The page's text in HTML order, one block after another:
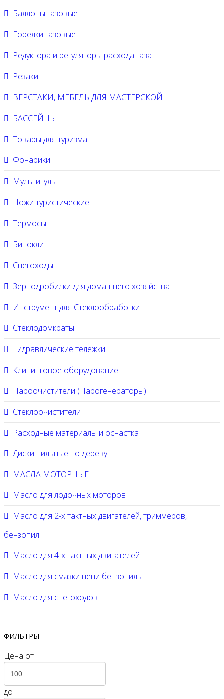
Баллоны газовые
Горелки газовые
Редуктора и регуляторы расхода газа
Резаки
ВЕРСТАКИ, МЕБЕЛЬ ДЛЯ МАСТЕРСКОЙ
БАССЕЙНЫ
Товары для туризма
Фонарики
Мультитулы
Ножи туристические
Термосы
Бинокли
Снегоходы
Зернодробилки для домашнего хозяйства
Инструмент для Стеклообработки
Стеклодомкраты
Гидравлические тележки
Клининговое оборудование
Пароочистители (Парогенераторы)
Стеклоочистители
Расходные материалы и оснастка
Диски пильные по дереву
МАСЛА МОТОРНЫЕ
Масло для лодочных моторов
Масло для 2-х тактных двигателей, триммеров,
бензопил
Масло для 4-х тактных двигателей
Масло для смазки цепи бензопилы
Масло для снегоходов
ФИЛЬТРЫ
Цена от
до